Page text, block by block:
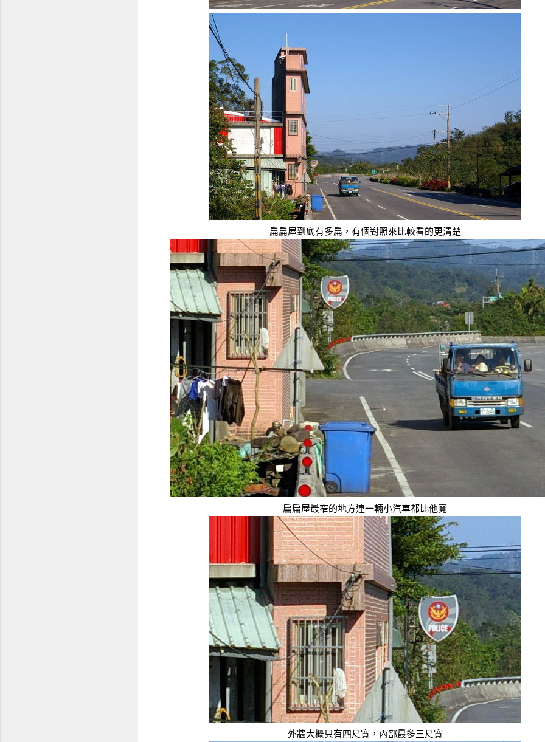
扁扁屋到底有多扁，有個對照來比較看的更清楚
扁扁屋最窄的地方連一輛小汽車都比他寬
外牆大概只有四尺寬，內部最多三尺寬